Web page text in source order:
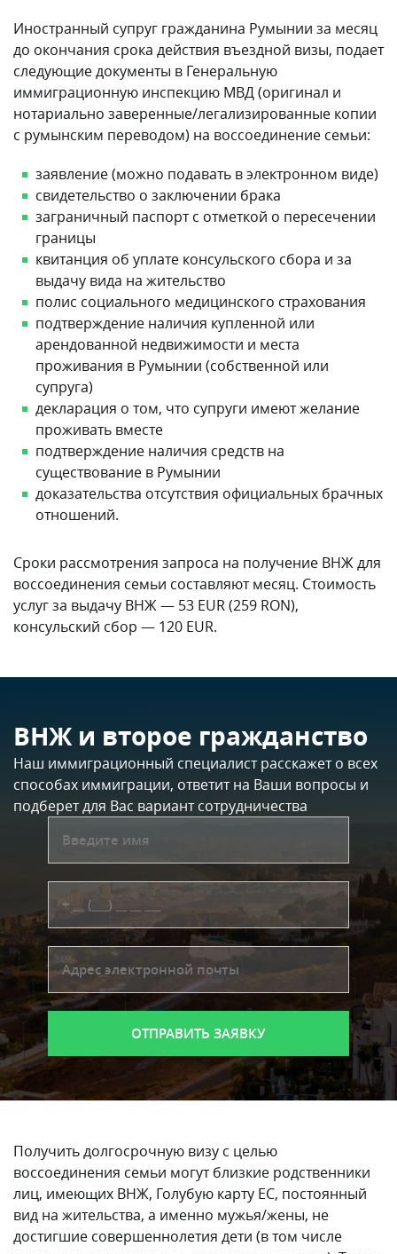
Иностранный супруг гражданина Румынии за месяц
до окончания срока действия въездной визы, подает
следующие документы в Генеральную
иммиграционную инспекцию МВД (оригинал и
нотариально заверенные/легализированные копии
с румынским переводом) на воссоединение семьи:
заявление (можно подавать в электронном виде)
свидетельство о заключении брака
заграничный паспорт с отметкой о пересечении
границы
квитанция об уплате консульского сбора и за
выдачу вида на жительство
полис социального медицинского страхования
подтверждение наличия купленной или
арендованной недвижимости и места
проживания в Румынии (собственной или
супруга)
декларация о том, что супруги имеют желание
проживать вместе
подтверждение наличия средств на
существование в Румынии
доказательства отсутствия официальных брачных
отношений.
Сроки рассмотрения запроса на получение ВНЖ для
воссоединения семьи составляют месяц. Стоимость
услуг за выдачу ВНЖ — 53 EUR (259 RON),
консульский сбор — 120 EUR.
ВНЖ и второе гражданство
Наш иммиграционный специалист расскажет о всех
способах иммиграции, ответит на Ваши вопросы и
подберет для Вас вариант сотрудничества
Получить долгосрочную визу с целью
воссоединения семьи могут близкие родственники
лиц, имеющих ВНЖ, Голубую карту ЕС, постоянный
вид на жительства, а именно мужья/жены, не
достигшие совершеннолетия дети (в том числе